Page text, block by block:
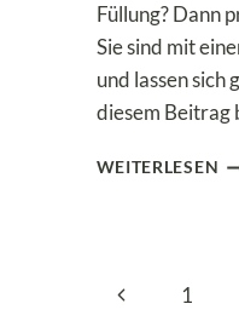
Füllung? Dann
Sie sind mit
und lassen sich
diesem Beitrag
WEITERLESEN
Vorherige1